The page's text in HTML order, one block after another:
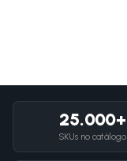
25.000+
SKUs no catálogo